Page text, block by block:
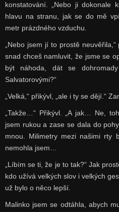
konstatování. „Nebo ji dokonale
hlavu na stranu, jak se do mě
metr prázdného vzduchu.
„Nebo jsem jí to prostě
snad chceš namluvit, že jsme se
být náhoda, dát se
Salvatorovými?“
„Velká,“ přikývl, „ale i ty se dějí.“
„Takže…“ Přikývl. „A jak… Ne,
jsem rukou a zase se dala do
mnou. Milimetry mezi našimi rty
nemohla jsem…
„Líbím se ti, že je to tak?“ Jak
kdo užívá velkých slov i velkých
už bylo o něco lepší.
Malinko jsem se odtáhla, abych